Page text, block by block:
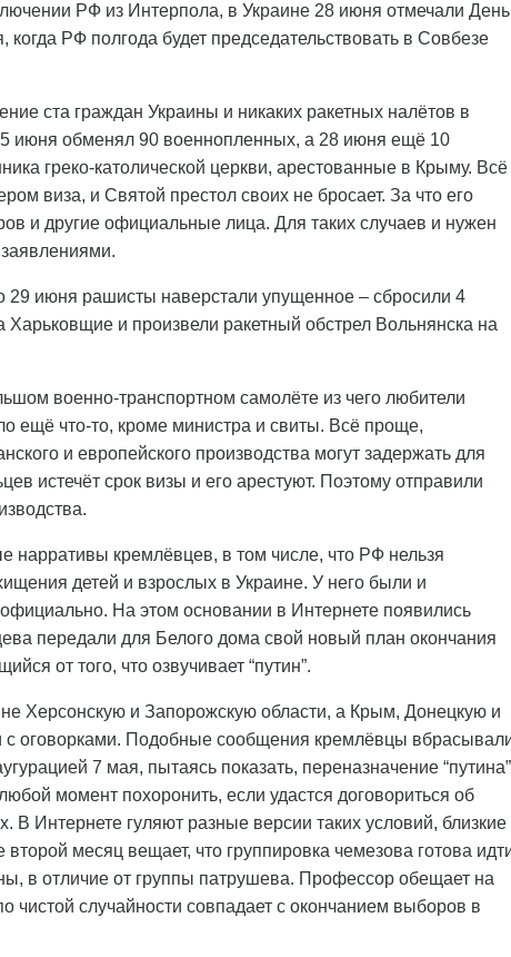
РФ из Интерпола, в Украине 28 июня отмечали День
когда РФ полгода будет председательствовать в Совбезе
ста граждан Украины и никаких ракетных налётов в
июня обменял 90 военнопленных, а 28 июня ещё 10
греко-католической церкви, арестованные в Крыму. Всё
виза, и Святой престол своих не бросает. За что его
и другие официальные лица. Для таких случаев и нужен
29 июня рашисты наверстали упущенное – сбросили 4
и произвели ракетный обстрел Вольнянска на
военно-транспортном самолёте из чего любители
ещё что-то, кроме министра и свиты. Всё проще,
и европейского производства могут задержать для
истечёт срок визы и его арестуют. Поэтому отправили
нарративы кремлёвцев, в том числе, что РФ нельзя
детей и взрослых в Украине. У него были и
На этом основании в Интернете появились
передали для Белого дома свой новый план окончания
от того, что озвучивает “путин”.
Херсонскую и Запорожскую области, а Крым, Донецкую и
с оговорками. Подобные сообщения кремлёвцы
7 мая, пытаясь показать, переназначение “путина”
момент похоронить, если удастся договориться об
Интернете гуляют разные версии таких условий, близкие
месяц вещает, что группировка чемезова готова
в отличие от группы патрушева. Профессор обещает на
чистой случайности совпадает с окончанием выборов в